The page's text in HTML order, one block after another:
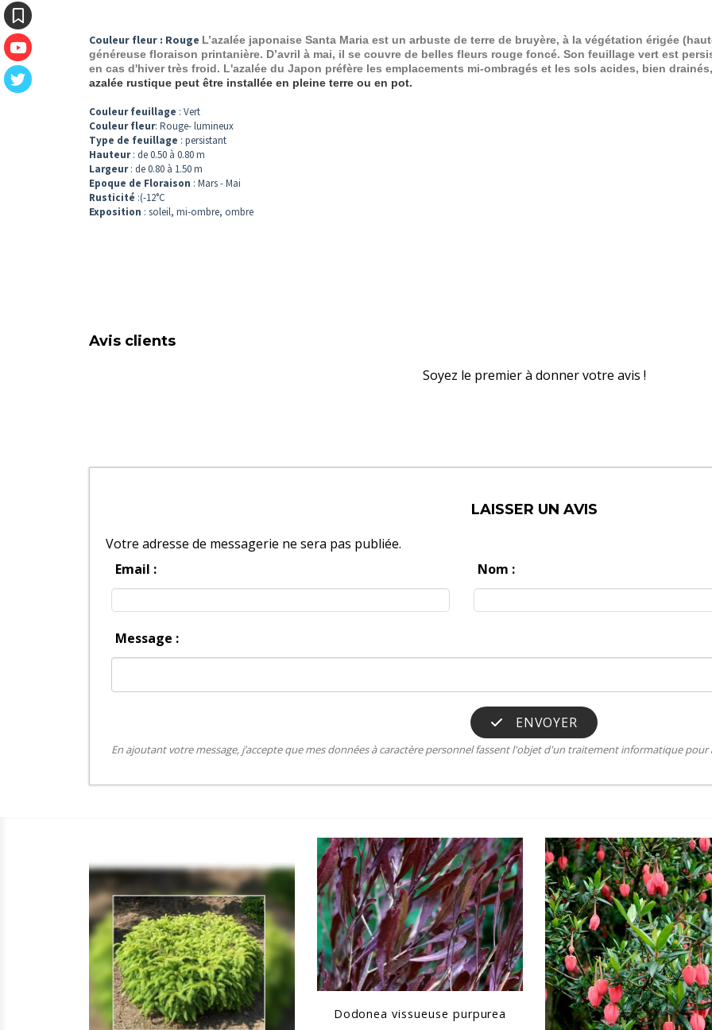
Couleur fleur : Rouge L’azalée japonaise Santa Maria est un arbuste de terre de bruyère, à la végétation érigée
généreuse floraison printanière. D’avril à mai, il se couvre de belles fleurs rouge foncé. Son feuillage vert est
en cas d'hiver très froid. L'azalée du Japon préfère les emplacements mi-ombragés et les sols acides, bien
azalée rustique peut être installée en pleine terre ou en pot.
Couleur feuillage : Vert
Couleur fleur: Rouge- lumineux
Type de feuillage : persistant
Hauteur: de 0.50 à 0.80 m
Largeur: de 0.80 à 1.50 m
Epoque de Floraison : Mars - Mai
Rusticité :(-12°C
Exposition : soleil, mi-ombre, ombre
Avis clients
Soyez le premier à donner votre avis !
LAISSER UN AVIS
Votre adresse de messagerie ne sera pas publiée.
Email :
Nom :
Message :
ENVOYER
En ajoutant votre message, j’accepte que mes données à caractère personnel fassent l'objet d'un traitement informatique
Dodonea vissueuse purpurea